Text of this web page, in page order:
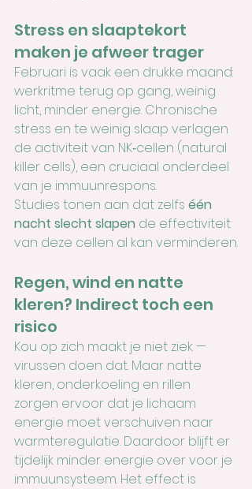
Stress en slaaptekort
maken je afweer trager
Februari is vaak een drukke maand:
werkritme terug op gang, weinig
licht, minder energie. Chronische
stress en te weinig slaap verlagen
de activiteit van NK‑cellen (natural
killer cells), een cruciaal onderdeel
van je immuunrespons.
Studies tonen aan dat zelfs één
nacht slecht slapen de effectiviteit
van deze cellen al kan verminderen.
Regen, wind en natte
kleren? Indirect toch een
risico
Kou op zich maakt je niet ziek —
virussen doen dat. Maar natte
kleren, onderkoeling en rillen
zorgen ervoor dat je lichaam
energie moet verschuiven naar
warmteregulatie. Daardoor blijft er
tijdelijk minder energie over voor je
immuunsysteem. Het effect is